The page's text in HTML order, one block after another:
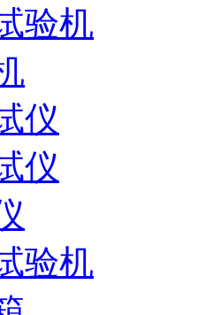
验机
仪
仪
验机